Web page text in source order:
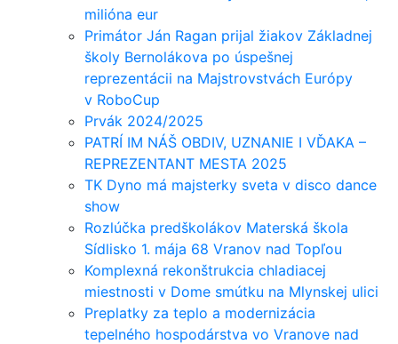
milióna eur
Primátor Ján Ragan prijal žiakov Základnej
školy Bernolákova po úspešnej
reprezentácii na Majstrovstvách Európy
v RoboCup
Prvák 2024/2025
PATRÍ IM NÁŠ OBDIV, UZNANIE I VĎAKA –
REPREZENTANT MESTA 2025
TK Dyno má majsterky sveta v disco dance
show
Rozlúčka predškolákov Materská škola
Sídlisko 1. mája 68 Vranov nad Topľou
Komplexná rekonštrukcia chladiacej
miestnosti v Dome smútku na Mlynskej ulici
Preplatky za teplo a modernizácia
tepelného hospodárstva vo Vranove nad